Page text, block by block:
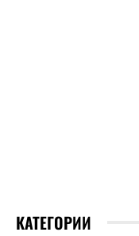
КАТЕГОРИИ